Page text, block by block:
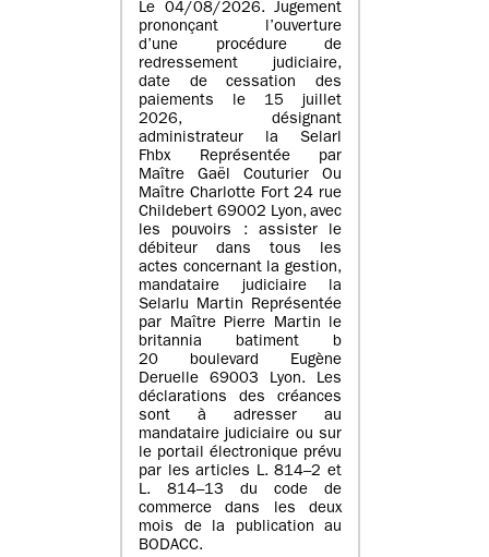
Le 04/08/2026. Jugement
prononçant l’ouverture
d’une procédure de
redressement judiciaire,
date de cessation des
paiements le 15 juillet
2026, désignant
administrateur la Selarl
Fhbx Représentée par
Maître Gaël Couturier Ou
Maître Charlotte Fort 24 rue
Childebert 69002 Lyon, avec
les pouvoirs : assister le
débiteur dans tous les
actes concernant la gestion,
mandataire judiciaire la
Selarlu Martin Représentée
par Maître Pierre Martin le
britannia batiment b
20 boulevard Eugène
Deruelle 69003 Lyon. Les
déclarations des créances
sont à adresser au
mandataire judiciaire ou sur
le portail électronique prévu
par les articles L. 814–2 et
L. 814–13 du code de
commerce dans les deux
mois de la publication au
BODACC.